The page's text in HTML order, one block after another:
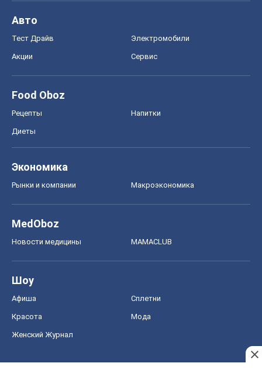
Авто
Тест Драйв Электромобили
Акции Сервис
Food Oboz
Рецепты Напитки
Диеты
Экономика
Рынки и компании Mакроэкономика
MedOboz
Новости медицины MAMACLUB
Шоу
Афиша Сплетни
Красота Мода
Женский Журнал